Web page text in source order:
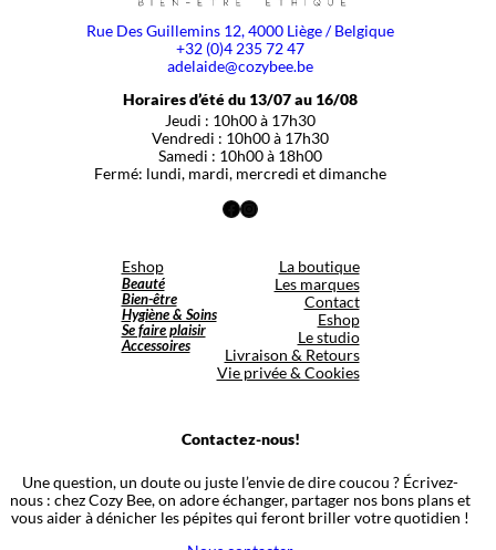
Rue Des Guillemins 12, 4000 Liège / Belgique
+32 (0)4 235 72 47
adelaide@cozybee.be
Horaires d’été du 13/07 au 16/08
Jeudi : 10h00 à 17h30
Vendredi : 10h00 à 17h30
Samedi : 10h00 à 18h00
Fermé: lundi, mardi, mercredi et dimanche
Facebook
Instagram
Eshop
Beauté
Bien-être
Hygiène & Soins
Se faire plaisir
Accessoires
La boutique
Les marques
Contact
Eshop
Le studio
Livraison & Retours
Vie privée & Cookies
Contactez-nous!
Une question, un doute ou juste l’envie de dire coucou ? Écrivez-
nous : chez Cozy Bee, on adore échanger, partager nos bons plans et
vous aider à dénicher les pépites qui feront briller votre quotidien !